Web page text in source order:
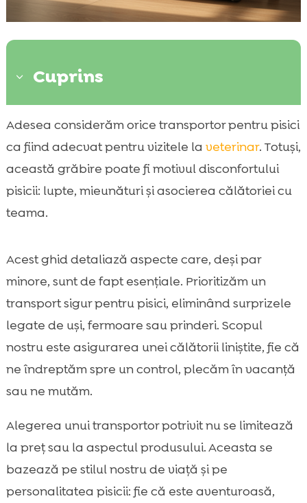
3 Cuprins
 De ce contează un transportor potrivit
pentru siguranța și confortul pisicii
Când avem nevoie de transportor și în ce
Tipuri de transportoare pentru pisici: rigid,
textil, rucsac și troller
pisica și alegem spațiul potrivit
 Materiale, ventilație și vizibilitate: criterii
care fac diferența
Uși, închideri și acces rapid: detalii care ne
salvează în momentele tensionate
Confort la interior: pernă, absorbție,
stabilitate și izolare
Transportul în mașină: fixare, poziționare și
Transportul cu avionul: cerințe frecvente
ale companiilor și sfaturi practice
Transportor pentru pisici anxioase: cum
construim o asociere pozitivă
Adesea considerăm orice transportor pentru pisici
ca fiind adecvat pentru vizitele la veterinar. Totuși,
această grăbire poate fi motivul disconfortului
pisicii: lupte, mieunături și asocierea călătoriei cu
teama.
Acest ghid detaliază aspecte care, deși par
minore, sunt de fapt esențiale. Prioritizăm un
transport sigur pentru pisici, eliminând surprizele
legate de uși, fermoare sau prinderi. Scopul
nostru este asigurarea unei călătorii liniștite, fie că
ne îndreptăm spre un control, plecăm în vacanță
sau ne mutăm.
Alegerea unui transportor potrivit nu se limitează
la preț sau la aspectul produsului. Aceasta se
bazează pe stilul nostru de viață și pe
personalitatea pisicii: fie că este aventuroasă,